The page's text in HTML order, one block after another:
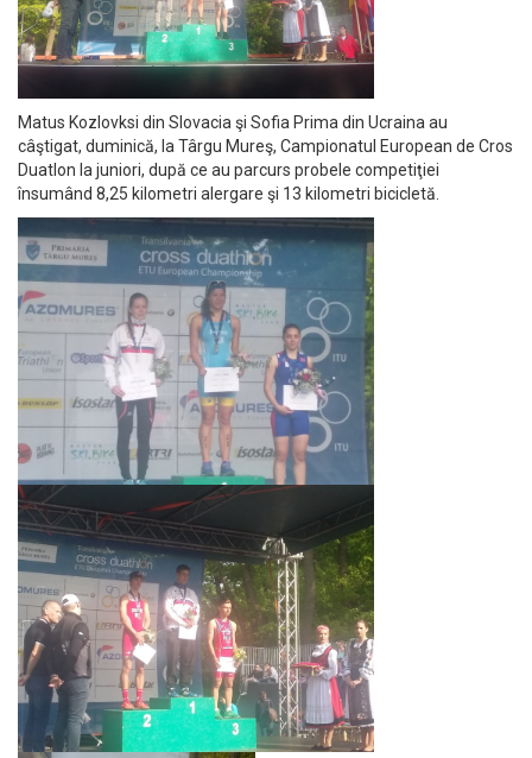
Matus Kozlovksi din Slovacia şi Sofia Prima din Ucraina au
câştigat, duminică, la Târgu Mureş, Campionatul European de Cros
Duatlon la juniori, după ce au parcurs probele competiţiei
însumând 8,25 kilometri alergare şi 13 kilometri bicicletă.